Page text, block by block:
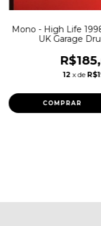
Mono - High Life
UK Garage
12 x de